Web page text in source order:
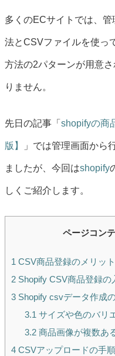
多くのECサイトでは、
法とCSVファイルを使っ
方法の2パターンが用意
りません。
先日の記事「 shopifyの商
版】 」では管理画面から
ましたが、今回はshopify
しくご紹介します。
ページコン
1 CSV商品登録のメリット
2 Shopify CSV商品登録の
3 Shopify csvデータ作成
3.1 サイズや色のバリ
3.2商品画像が複数あ
4 CSVアップロードの手順